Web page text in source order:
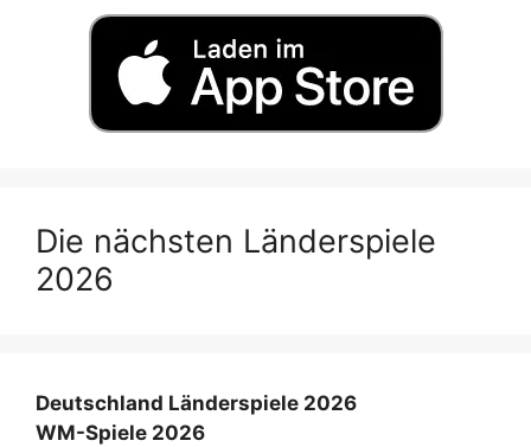
Die nächsten Länderspiele
2026
Deutschland Länderspiele 2026
WM-Spiele 2026